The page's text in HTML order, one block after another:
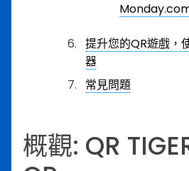
提升您的QR遊戲，
器
常見問題
概觀: QR